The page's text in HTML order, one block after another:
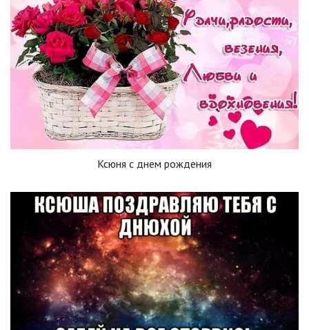
Ксюня с днем рождения